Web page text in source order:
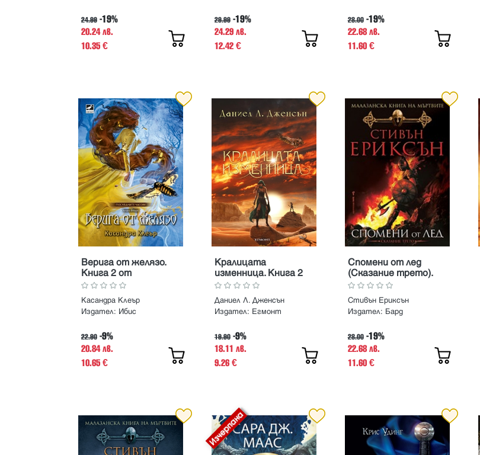
24.99 -19%
20.24 лв.
10.35 €
29.99 -19%
24.29 лв.
12.42 €
28.00 -19%
22.68 лв.
11.60 €
Верига от желязо.
Книга 2 от
Последните часове
Касандра Клеър
Издател: Ибис
22.90 -9%
20.84 лв.
10.65 €
Кралицата
изменница. Книга 2
от Кралството на
моста
Даниел Л. Дженсън
Издател: Егмонт
19.90 -9%
18.11 лв.
9.26 €
Спомени от лед
(Сказание трето).
Поредица Малазанска
книга на мъртвите
Стивън Ериксън
Издател: Бард
28.00 -19%
22.68 лв.
11.60 €